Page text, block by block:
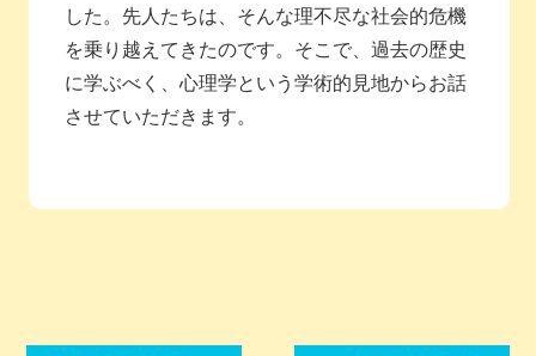
した。先人たちは、そんな理不尽な社会的危機
を乗り越えてきたのです。そこで、過去の歴史
に学ぶべく、心理学という学術的見地からお話
させていただきます。